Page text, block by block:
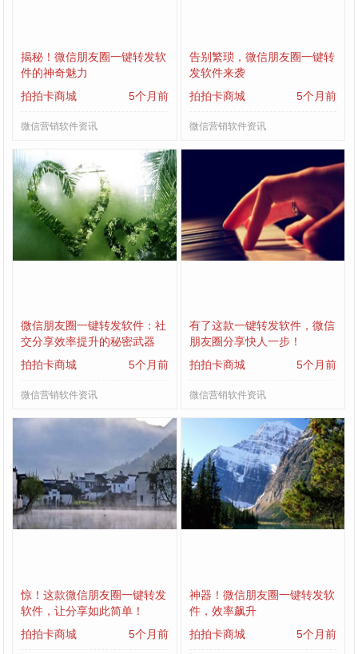
揭秘！微信朋友圈一键转发软
件的神奇魅力
拍拍卡商城
5个月前
微信营销软件资讯
告别繁琐，微信朋友圈一键转
发软件来袭
拍拍卡商城
5个月前
微信营销软件资讯
微信朋友圈一键转发软件：社
交分享效率提升的秘密武器
拍拍卡商城
5个月前
微信营销软件资讯
有了这款一键转发软件，微信
朋友圈分享快人一步！
拍拍卡商城
5个月前
微信营销软件资讯
惊！这款微信朋友圈一键转发
软件，让分享如此简单！
拍拍卡商城
5个月前
神器！微信朋友圈一键转发软
件，效率飙升
拍拍卡商城
5个月前